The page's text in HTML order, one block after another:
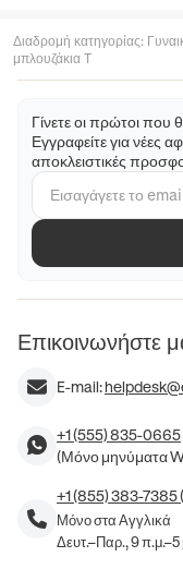
Διαδρομή κατηγορίας:
μπλουζάκια T
Γίνετε οι πρώτοι που
Εγγραφείτε για νέες
αποκλειστικές
Επικοινωνήστε
E-mail:
+1 (555) 835-0665
(Μόνο μηνύματα
+1 (855) 383-7385
Μόνο στα Αγγλικά
Δευτ.–Παρ., 9 π.μ.–5